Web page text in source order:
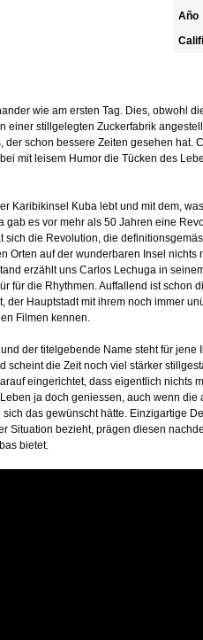
Año
wie am ersten Tag. Dies, obwohl
einer stillgelegten Zuckerfabrik
schon bessere Zeiten gesehen hat.
mit leisem Humor die Tücken des
Karibikinsel Kuba lebt und mit dem,
gab es vor mehr als 50 Jahren eine
sich die Revolution, die
Orten auf der wunderbaren Insel nichts
erzählt uns Carlos Lechuga in
für die Rhythmen. Auffallend ist schon
Hauptstadt mit ihrem noch immer
Filmen kennen.
der titelgebende Name steht für jene
scheint die Zeit noch viel stärker
eingerichtet, dass eigentlich nichts
ja doch geniessen, auch wenn die
das gewünscht hätte. Einzigartige
Situation bezieht, prägen diesen
bietet.